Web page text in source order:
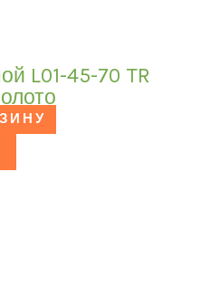
L01-45-70 TR